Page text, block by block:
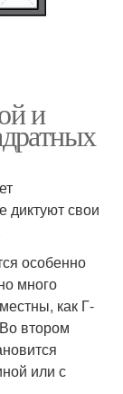
и
диктуют свои
особенно
много
как Г-
втором
или с